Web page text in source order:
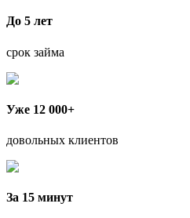
До 5 лет
срок займа
Уже 12 000+
довольных клиентов
За 15 минут